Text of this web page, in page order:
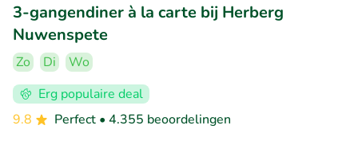
3-gangendiner à la carte bij Herberg
Nuwenspete
Zo Di
Wo
Erg populaire deal
9.8
Perfect • 4.355 beoordelingen